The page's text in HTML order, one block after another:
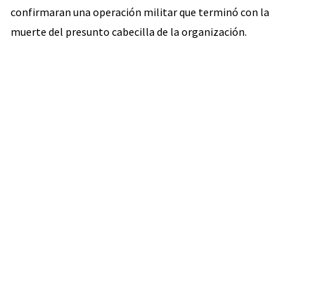
confirmaran una operación militar que terminó con la
muerte del presunto cabecilla de la organización.